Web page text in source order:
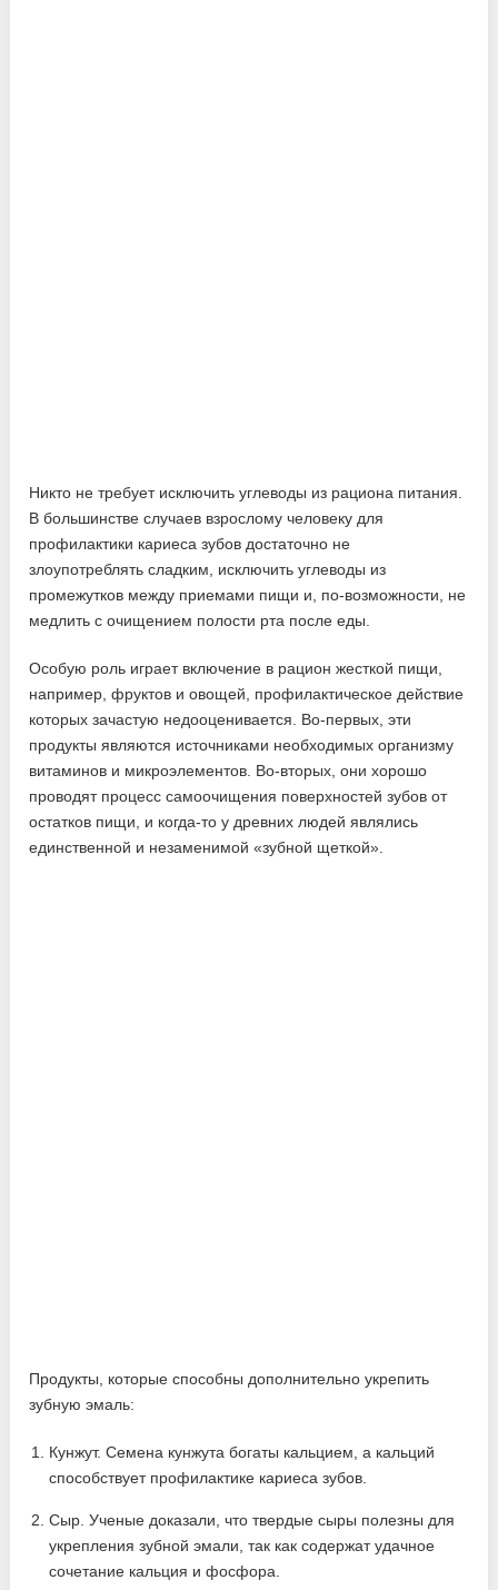
Никто не требует исключить углеводы из рациона питания.
В большинстве случаев взрослому человеку для
профилактики кариеса зубов достаточно не
злоупотреблять сладким, исключить углеводы из
промежутков между приемами пищи и, по-возможности, не
медлить с очищением полости рта после еды.
Особую роль играет включение в рацион жесткой пищи,
например, фруктов и овощей, профилактическое действие
которых зачастую недооценивается. Во-первых, эти
продукты являются источниками необходимых организму
витаминов и микроэлементов. Во-вторых, они хорошо
проводят процесс самоочищения поверхностей зубов от
остатков пищи, и когда-то у древних людей являлись
единственной и незаменимой «зубной щеткой».
Продукты, которые способны дополнительно укрепить
зубную эмаль:
Кунжут. Семена кунжута богаты кальцием, а кальций
способствует профилактике кариеса зубов.
Сыр. Ученые доказали, что твердые сыры полезны для
укрепления зубной эмали, так как содержат удачное
сочетание кальция и фосфора.